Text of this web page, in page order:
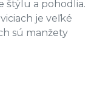
štýlu a pohodlia.
je veľké
sú manžety